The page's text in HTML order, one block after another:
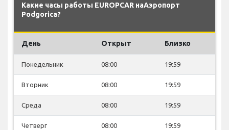
Какие часы работы EUROPCAR наАэропорт
Podgorica?
День Открыт Близко
Понедельник 08:00 19:59
Вторник 08:00 19:59
Среда 08:00 19:59
Четверг 08:00 19:59